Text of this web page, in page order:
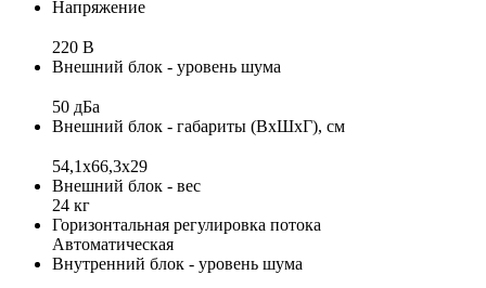
Напряжение
220 В
Внешний блок - уровень шума
50 дБа
Внешний блок - габариты (ВхШхГ), см
54,1х66,3х29
Внешний блок - вес
24 кг
Горизонтальная регулировка потока
Автоматическая
Внутренний блок - уровень шума